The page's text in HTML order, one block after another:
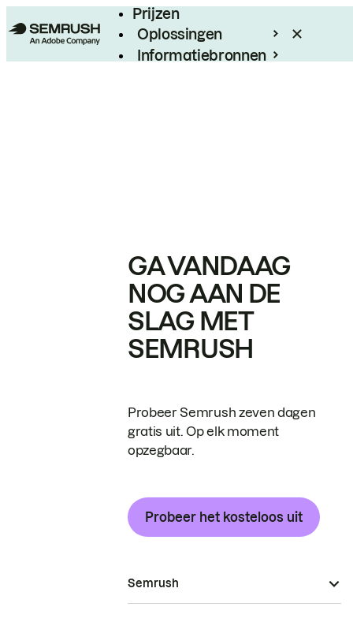
Prijzen
Oplossingen
Informatiebronnen
GA VANDAAG
NOG AAN DE
SLAG MET
SEMRUSH
Probeer Semrush zeven dagen
gratis uit. Op elk moment
opzegbaar.
Probeer het kosteloos uit
Semrush